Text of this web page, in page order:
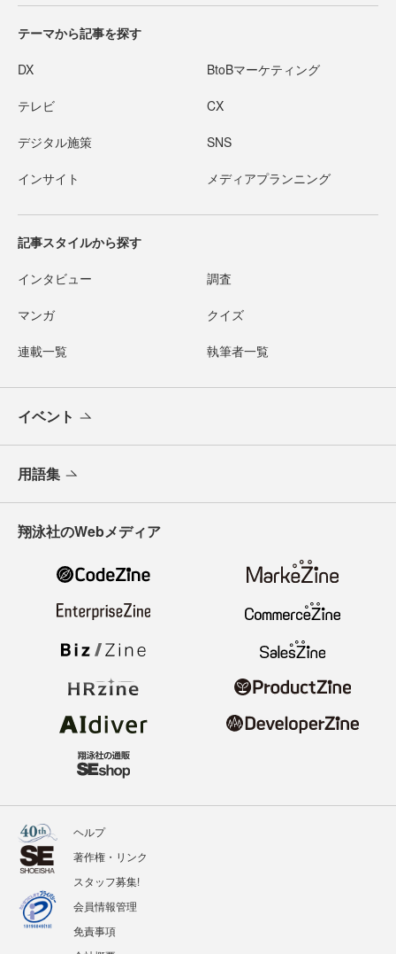
テーマから記事を探す
DX BtoBマーケティング
テレビ CX
デジタル施策 SNS
インサイト メディアプランニング
記事スタイルから探す
インタビュー 調査
マンガ クイズ
連載一覧 執筆者一覧
イベント
用語集
翔泳社のWebメディア
ヘルプ
著作権・リンク
スタッフ募集!
会員情報管理
免責事項